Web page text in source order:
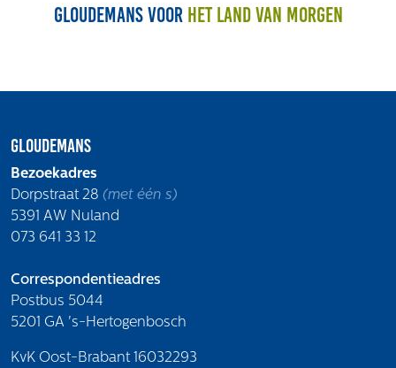
Gloudemans voor het land van morgen
Gloudemans
Bezoekadres
Dorpstraat 28 (met één s)
5391 AW Nuland
073 641 33 12
Correspondentieadres
Postbus 5044
5201 GA 's-Hertogenbosch
KvK Oost-Brabant 16032293